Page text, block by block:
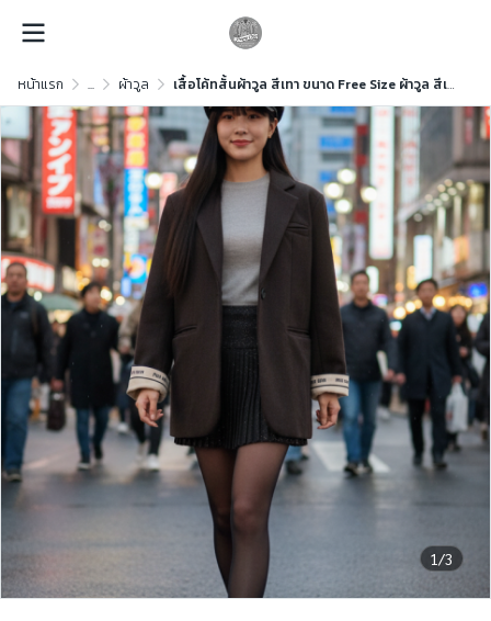
หน้าแรก ... ผ้าวูล เสื้อโค้ทสั้นผ้าวูล สีเทา ขนาด Free Size ผ้าวูล สีเทา ขนาด Free Size ผ้าวูล สีเทา ขนาด Free Size
1/3